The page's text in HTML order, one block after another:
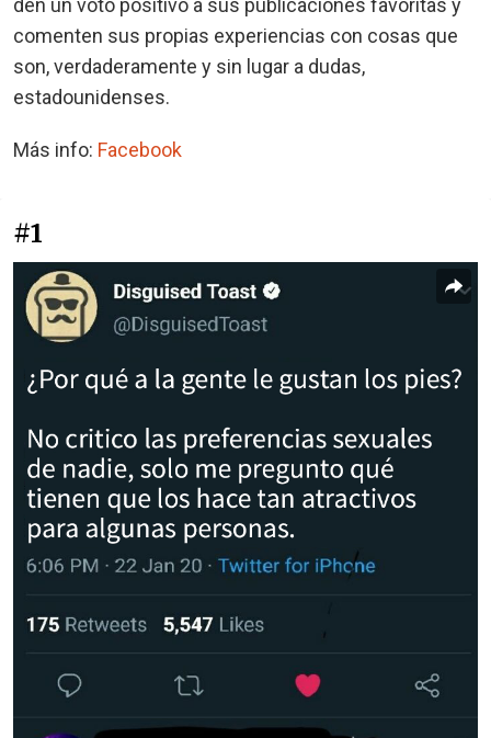
comenten sus propias experiencias con cosas que
son, verdaderamente y sin lugar a dudas,
estadounidenses.
Más info: Facebook
#1